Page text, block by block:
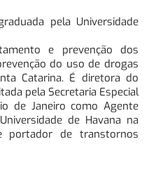
pela Universidade
e prevenção dos
do uso de drogas
Catarina. É diretora do
pela Secretaria Especial
de Janeiro como Agente
de Havana na
portador de transtornos